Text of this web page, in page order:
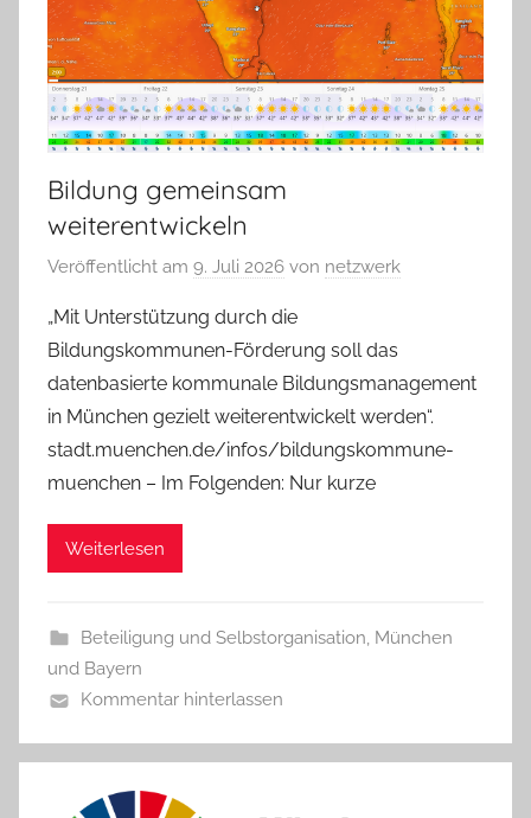
Bildung gemeinsam
weiterentwickeln
Veröffentlicht am 9. Juli 2026 von netzwerk
„Mit Unterstützung durch die
Bildungskommunen-Förderung soll das
datenbasierte kommunale Bildungsmanagement
in München gezielt weiterentwickelt werden“.
stadt.muenchen.de/infos/bildungskommune-
muenchen – Im Folgenden: Nur kurze
Weiterlesen
Beteiligung und Selbstorganisation, München
und Bayern
Kommentar hinterlassen